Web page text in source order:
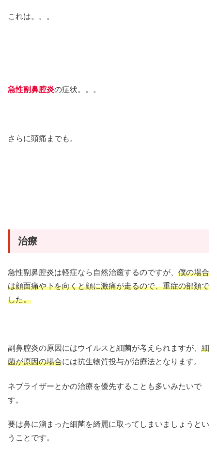
これは。。。
急性副鼻腔炎の症状。。。
さらに頭痛までも。
治療
急性副鼻腔炎は軽症なら自然治癒するのですが、 僕の場合
は顔面痛や下を向くと顔に激痛が走るので、重症の部類で
した。
副鼻腔炎の原因にはウイルスと細菌が考えられますが、 細
菌が原因の場合には抗生物質投与が治療法となります。
ネブライザーとかの治療を優先することも多いみたいで
す。
要は鼻に溜まった細菌を綺麗に取ってしまいましょうとい
うことです。